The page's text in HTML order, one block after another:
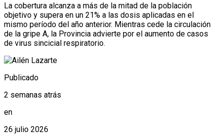
La cobertura alcanza a más de la mitad de la población
objetivo y supera en un 21% a las dosis aplicadas en el
mismo período del año anterior. Mientras cede la circulación
de la gripe A, la Provincia advierte por el aumento de casos
de virus sincicial respiratorio.
Publicado
2 semanas atrás
en
26 julio 2026